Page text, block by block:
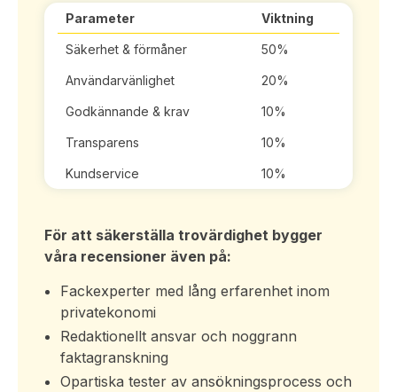
Parameter Viktning
Säkerhet & förmåner 50%
Användarvänlighet 20%
Godkännande & krav 10%
Transparens 10%
Kundservice 10%
För att säkerställa trovärdighet bygger
våra recensioner även på:
Fackexperter med lång erfarenhet inom
privatekonomi
Redaktionellt ansvar och noggrann
faktagranskning
Opartiska tester av ansökningsprocess och